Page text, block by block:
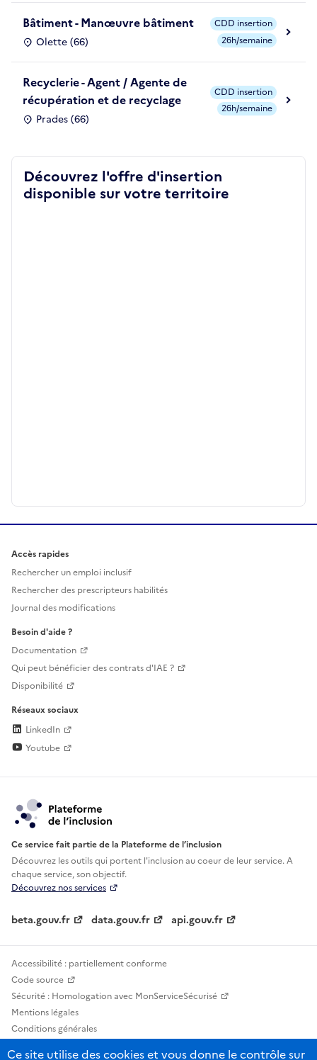
Bâtiment - Manœuvre bâtiment
Olette (66)
CDD insertion
26h/semaine
Recyclerie - Agent / Agente de
récupération et de recyclage
Prades (66)
CDD insertion
26h/semaine
Découvrez l'offre d'insertion
disponible sur votre territoire
Accès rapides
Rechercher un emploi inclusif
Rechercher des prescripteurs habilités
Journal des modifications
Besoin d'aide ?
Documentation
Qui peut bénéficier des contrats d'IAE ?
Disponibilité
Réseaux sociaux
LinkedIn
Youtube
Ce service fait partie de la Plateforme de l’inclusion
Découvrez les outils qui portent l'inclusion aucoeur de leur service. A
chaque service, son objectif.
Découvrez nos services
beta.gouv.fr data.gouv.fr api.gouv.fr
Accessibilité : partiellement conforme
Code source
Sécurité : Homologation avec MonServiceSécurisé
Mentions légales
Conditions générales
Ce site utilise des cookies et vous donne le contrôle sur